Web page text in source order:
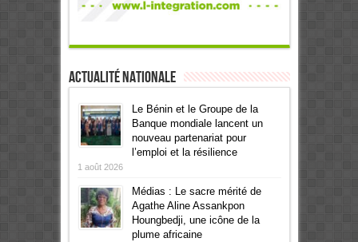
Actualité Nationale
Le Bénin et le Groupe de la
Banque mondiale lancent un
nouveau partenariat pour
l’emploi et la résilience
1 août 2026
Médias : Le sacre mérité de
Agathe Aline Assankpon
Houngbedji, une icône de la
plume africaine